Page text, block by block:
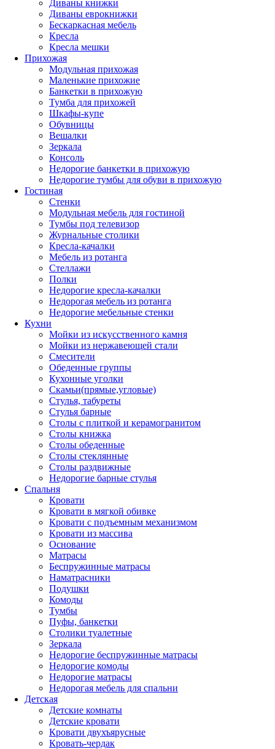
Диваны книжки
Диваны еврокнижки
Бескаркасная мебель
Кресла
Кресла мешки
Прихожая
Модульная прихожая
Маленькие прихожие
Банкетки в прихожую
Тумба для прихожей
Шкафы-купе
Обувницы
Вешалки
Зеркала
Консоль
Недорогие банкетки в прихожую
Недорогие тумбы для обуви в прихожую
Гостиная
Стенки
Модульная мебель для гостиной
Тумбы под телевизор
Журнальные столики
Кресла-качалки
Мебель из ротанга
Стеллажи
Полки
Недорогие кресла-качалки
Недорогая мебель из ротанга
Недорогие мебельные стенки
Кухни
Мойки из искусственного камня
Мойки из нержавеющей стали
Смесители
Обеденные группы
Кухонные уголки
Скамьи(прямые,угловые)
Стулья, табуреты
Стулья барные
Столы с плиткой и керамогранитом
Столы книжка
Столы обеденные
Столы стеклянные
Столы раздвижные
Недорогие барные стулья
Спальня
Кровати
Кровати в мягкой обивке
Кровати с подъемным механизмом
Кровати из массива
Основание
Матрасы
Беспружинные матрасы
Наматрасники
Подушки
Комоды
Тумбы
Пуфы, банкетки
Столики туалетные
Зеркала
Недорогие беспружинные матрасы
Недорогие комоды
Недорогие матрасы
Недорогая мебель для спальни
Детская
Детские комнаты
Детские кровати
Кровати двухъярусные
Кровать-чердак